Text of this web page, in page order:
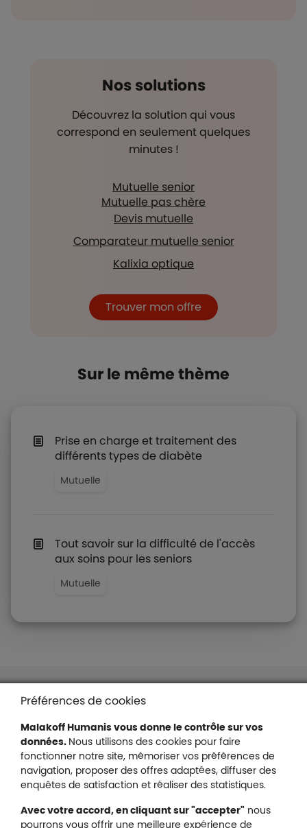
Nos solutions
Découvrez la solution qui vous
correspond en seulement quelques
minutes !
Mutuelle senior
Mutuelle pas chère
Devis mutuelle
Comparateur mutuelle senior
Kalixia optique
Trouver mon offre
Sur le même thème
​Prise en charge et traitement des
différents types de diabète
Mutuelle
Tout savoir sur la difficulté de l'accès
aux soins pour les seniors
Mutuelle
Liens en bas de page
Accessibilité : partiellement conforme
Protection des données
Nous contacter
Plan du site
Gestion des cookies
Préférences de cookies
Malakoff Humanis vous donne le contrôle sur vos
données. Nous utilisons des cookies pour faire
fonctionner notre site, mémoriser vos préférences de
navigation, proposer des offres adaptées, diffuser des
enquêtes de satisfaction et réaliser des statistiques.
Avec votre accord, en cliquant sur "accepter" nous
pourrons vous offrir une meilleure expérience de